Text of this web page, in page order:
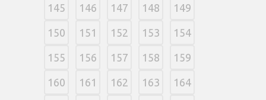
145 146 147 148 149
150 151 152 153 154
155 156 157 158 159
160 161 162 163 164